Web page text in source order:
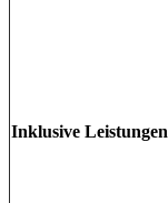
Inklusive Leistungen